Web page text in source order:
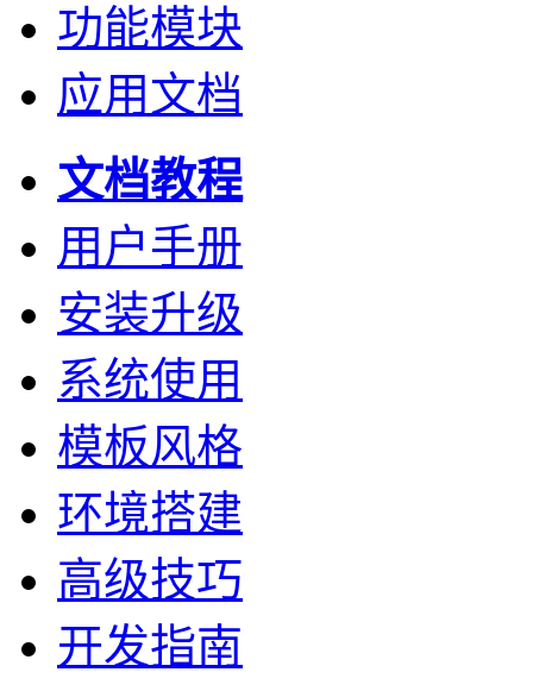
功能模块
应用文档
文档教程
用户手册
安装升级
系统使用
模板风格
环境搭建
高级技巧
开发指南